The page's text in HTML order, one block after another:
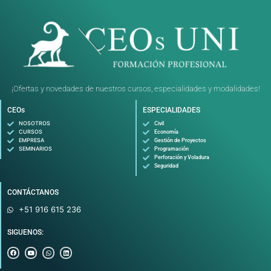
¡Ofertas y novedades de nuestros cursos, especialidades y modalidades!
CEOs
NOSOTROS
CURSOS
EMPRESA
SEMINARIOS
ESPECIALIDADES
Civil
Economía
Gestión de Proyectos
Programación
Perforación y Voladura
Seguridad
CONTÁCTANOS
+51 916 615 236
SIGUENOS:
F
a
Y
o
W
h
L
i